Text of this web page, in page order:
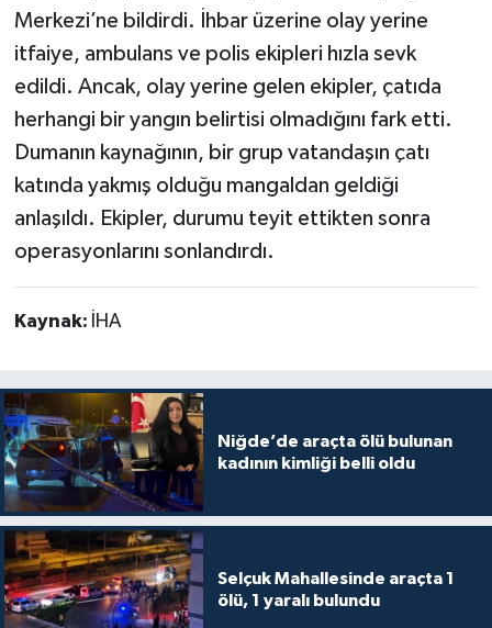
Merkezi’ne bildirdi. İhbar üzerine olay yerine
itfaiye, ambulans ve polis ekipleri hızla sevk
edildi. Ancak, olay yerine gelen ekipler, çatıda
herhangi bir yangın belirtisi olmadığını fark etti.
Dumanın kaynağının, bir grup vatandaşın çatı
katında yakmış olduğu mangaldan geldiği
anlaşıldı. Ekipler, durumu teyit ettikten sonra
operasyonlarını sonlandırdı.
Kaynak: İHA
Niğde’de araçta ölü bulunan
kadının kimliği belli oldu
Selçuk Mahallesinde araçta 1
ölü, 1 yaralı bulundu